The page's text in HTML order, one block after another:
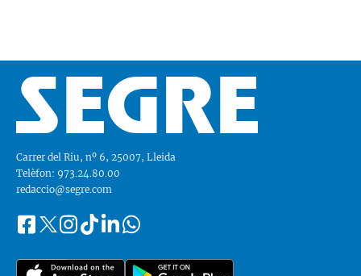
Carrer del Riu, nº 6, 25007, Lleida
Telèfon: 973.24.80.00
redaccio@segre.com
Segueix-
a::
FacebookInstagram
TiktokLinkedinWhatsapp